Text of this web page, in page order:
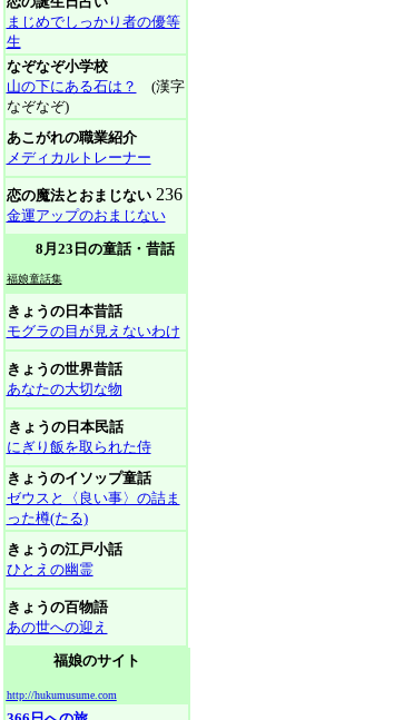
まじめでしっかり者の優等
生
なぞなぞ小学校
山の下にある石は？
(漢字
なぞなぞ)
あこがれの職業紹介
メディカルトレーナー
恋の魔法とおまじない236
金運アップのおまじない
8月23日の童話・昔話
福娘童話集
きょうの日本昔話
モグラの目が見えないわけ
きょうの世界昔話
あなたの大切な物
きょうの日本民話
にぎり飯を取られた侍
きょうのイソップ童話
ゼウスと〈良い事〉の詰ま
った樽(たる)
きょうの江戸小話
ひとえの幽霊
きょうの百物語
あの世への迎え
福娘のサイト
http://hukumusume.com